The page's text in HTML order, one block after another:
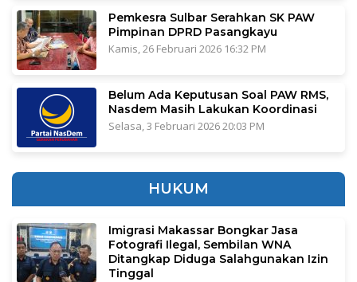
Pemkesra Sulbar Serahkan SK PAW
Pimpinan DPRD Pasangkayu
Kamis, 26 Februari 2026 16:32 PM
Belum Ada Keputusan Soal PAW RMS,
Nasdem Masih Lakukan Koordinasi
Selasa, 3 Februari 2026 20:03 PM
HUKUM
Imigrasi Makassar Bongkar Jasa
Fotografi Ilegal, Sembilan WNA
Ditangkap Diduga Salahgunakan Izin
Tinggal